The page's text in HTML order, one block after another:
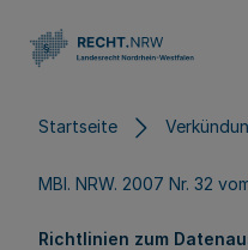
Startseite
MBl. NRW. 2007 Nr. 32
Richtlinien zum